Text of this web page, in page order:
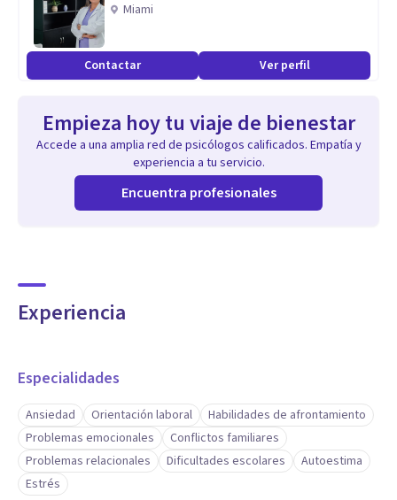
Miami
Contactar Ver perfil
Empieza hoy tu viaje de bienestar
Accede a una amplia red de psicólogos calificados. Empatía y
experiencia a tu servicio.
Encuentra profesionales
Experiencia
Especialidades
Ansiedad Orientación laboral
Habilidades de afrontamiento
Problemas emocionales
Conflictos familiares
Problemas relacionales
Dificultades escolares
Autoestima
Estrés